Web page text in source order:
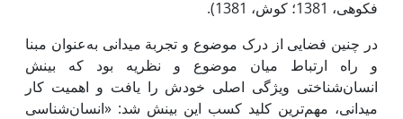
فکوهی، 1381؛ کوش، 1381).
در چنین فضایی از درک موضوع و تجربة میدانی به‌عنوان مبنا
و راه ارتباط میان موضوع و نظریه بود که بینش
انسان‌شناختی ویژگی‌ اصلی خودش را یافت و اهمیت کار
میدانی، مهم‌ترین کلید کسب ‌این بینش شد: «انسان‌شناسی